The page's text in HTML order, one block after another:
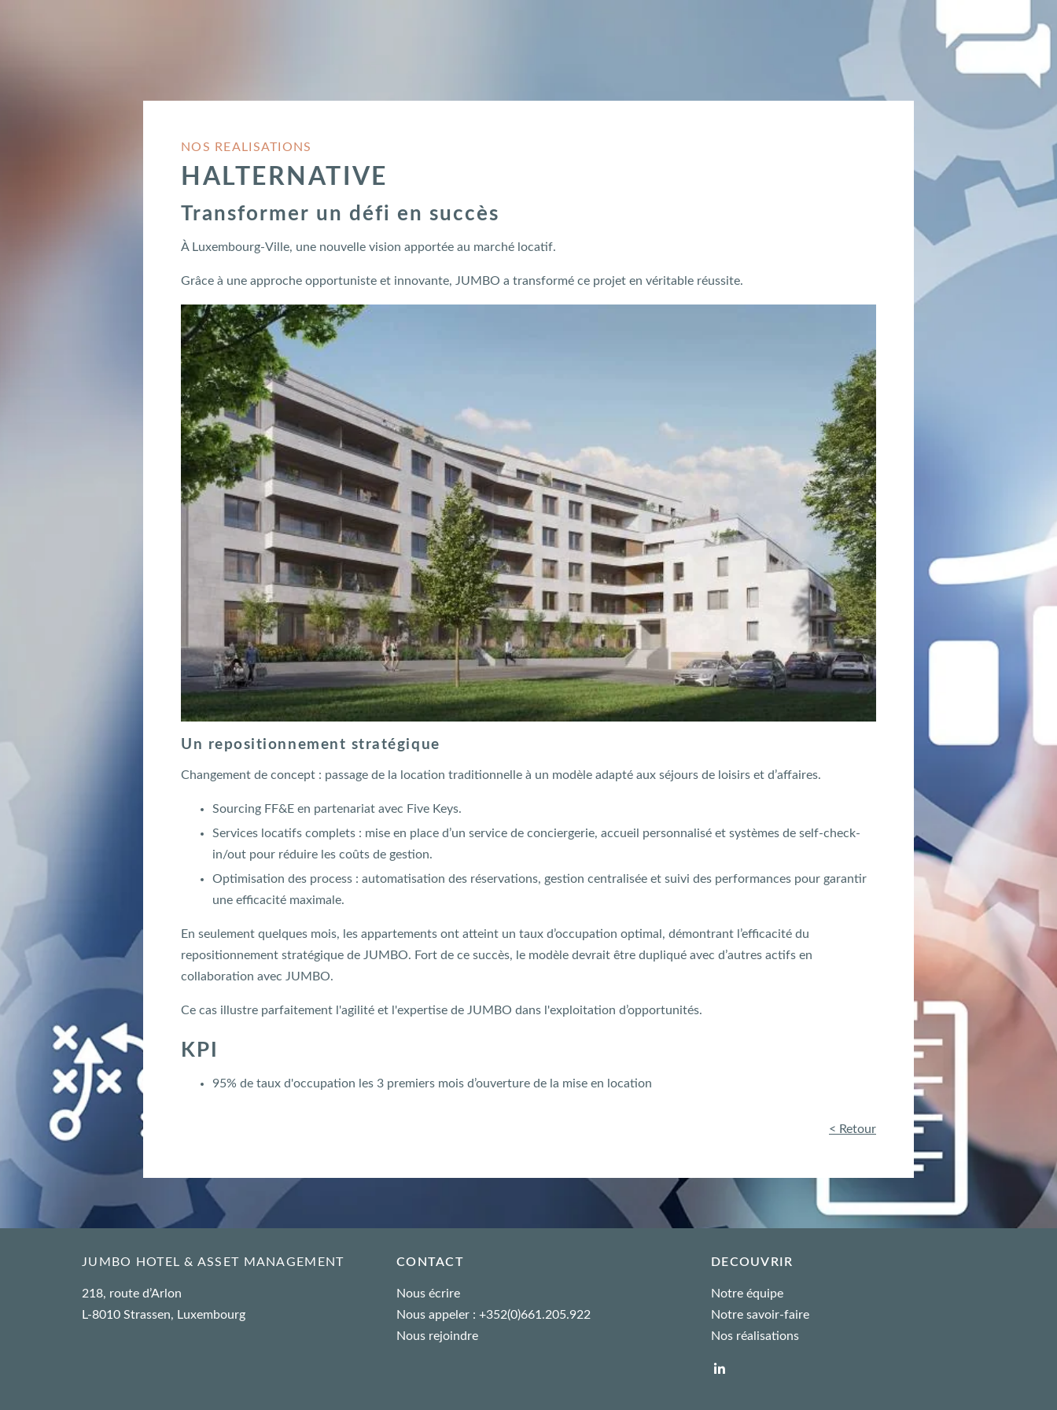
NOS REALISATIONS
HALTERNATIVE
Transformer un défi en succès
À Luxembourg-Ville, une nouvelle vision apportée au marché locatif.
Grâce à une approche opportuniste et innovante, JUMBO a transformé ce projet en véritable réussite.
Un repositionnement stratégique
Changement de concept : passage de la location traditionnelle à un modèle adapté aux séjours de loisirs et d’affaires.
Sourcing FF&E en partenariat avec Five Keys.
Services locatifs complets : mise en place d’un service de conciergerie, accueil personnalisé et systèmes de self-check-
in/out pour réduire les coûts de gestion.
Optimisation des process : automatisation des réservations, gestion centralisée et suivi des performances pour garantir
une efficacité maximale.
En seulement quelques mois, les appartements ont atteint un taux d’occupation optimal, démontrant l’efficacité du
repositionnement stratégique de JUMBO. Fort de ce succès, le modèle devrait être dupliqué avec d’autres actifs en
collaboration avec JUMBO.
Ce cas illustre parfaitement l'agilité et l'expertise de JUMBO dans l'exploitation d’opportunités.
KPI
95% de taux d'occupation les 3 premiers mois d’ouverture de la mise en location
< Retour
JUMBO HOTEL & ASSET MANAGEMENT
218, route d’Arlon
L-8010 Strassen, Luxembourg
CONTACT
Nous écrire
Nous appeler : +352(0)661.205.922
Nous rejoindre
DECOUVRIR
Notre équipe
Notre savoir-faire
Nos réalisations